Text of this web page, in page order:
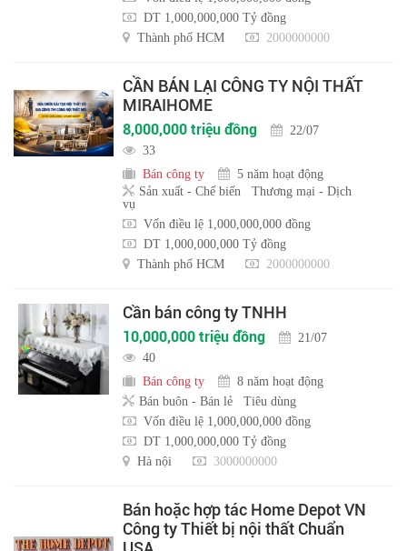
DT 1,000,000,000 Tỷ đồng
Thành phố HCM
2000000000
CẦN BÁN LẠI CÔNG TY NỘI THẤT
MIRAIHOME
8,000,000 triệu đồng
22/07
33
Bán công ty
5 năm hoạt động
Sản xuất - Chế biến
Thương mại - Dịch
vụ
Vốn điều lệ 1,000,000,000 đồng
DT 1,000,000,000 Tỷ đồng
Thành phố HCM
2000000000
Cần bán công ty TNHH
10,000,000 triệu đồng
21/07
40
Bán công ty
8 năm hoạt động
Bán buôn - Bán lẻ
Tiêu dùng
Vốn điều lệ 1,000,000,000 đồng
DT 1,000,000,000 Tỷ đồng
Hà nội
3000000000
Bán hoặc hợp tác Home Depot VN
Công ty Thiết bị nội thất Chuẩn